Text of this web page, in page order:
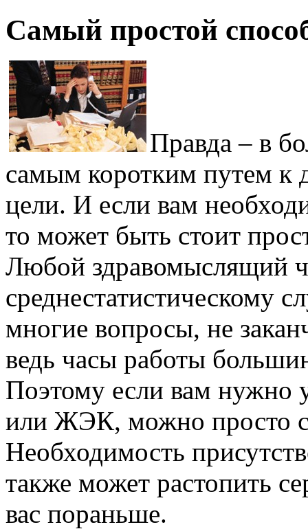
Самый простой
Правда – в
самым коротким путем к
цели. И если вам
то может быть стоит
Любой здравомыслящий
среднестатистическому
многие вопросы, не
ведь часы работы
Поэтому если вам нужно
или ЖЭК, можно просто
Необходимость
также может растопить
вас пораньше.